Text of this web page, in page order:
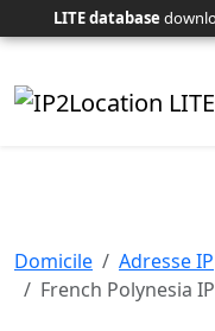
LITE database
Domicile
Adresse IP
French Polynesia